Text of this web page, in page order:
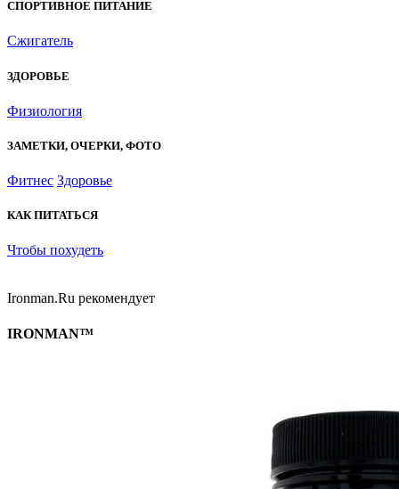
СПОРТИВНОЕ ПИТАНИЕ
Сжигатель
ЗДОРОВЬЕ
Физиология
ЗАМЕТКИ, ОЧЕРКИ, ФОТО
Фитнес Здоровье
КАК ПИТАТЬСЯ
Чтобы похудеть
Ironman.Ru рекомендует
IRONMAN™